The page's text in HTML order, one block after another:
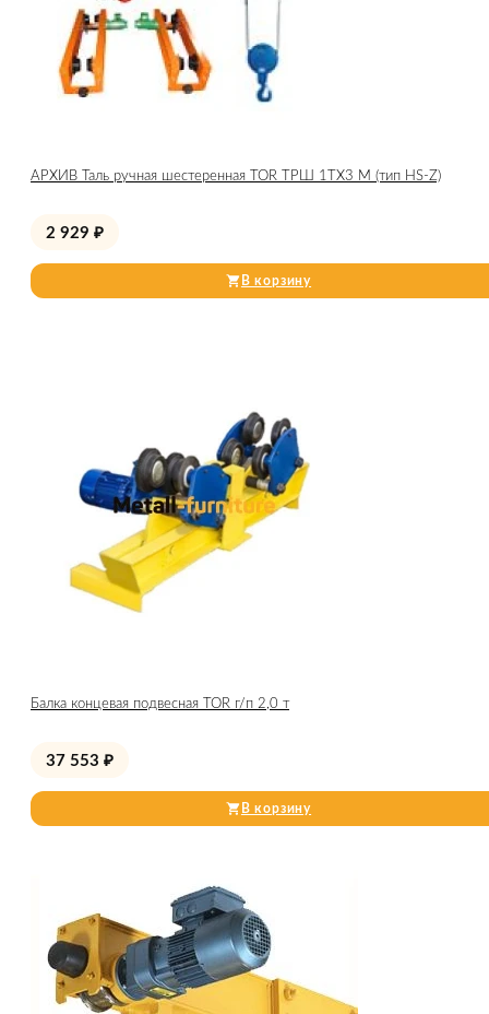
АРХИВ Таль ручная шестеренная TOR ТРШ 1ТХ3 М (тип HS-Z)
2 929 ₽
В корзину
Балка концевая подвесная TOR г/п 2,0 т
37 553 ₽
В корзину